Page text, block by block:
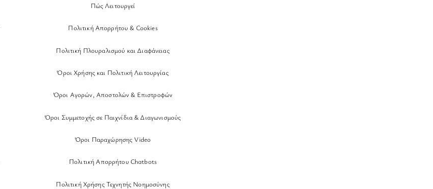
Πώς Λειτουργεί
Πολιτική Απορρήτου & Cookies
Πολιτική Πλουραλισμού και Διαφάνειας
Όροι Χρήσης και Πολιτική Λειτουργίας
Όροι Αγορών, Αποστολών & Επιστροφών
Όροι Συμμετοχής σε Παιχνίδια & Διαγωνισμούς
Όροι Παραχώρησης Video
Πολιτική Απορρήτου Chatbots
Πολιτική Χρήσης Τεχνητής Νοημοσύνης